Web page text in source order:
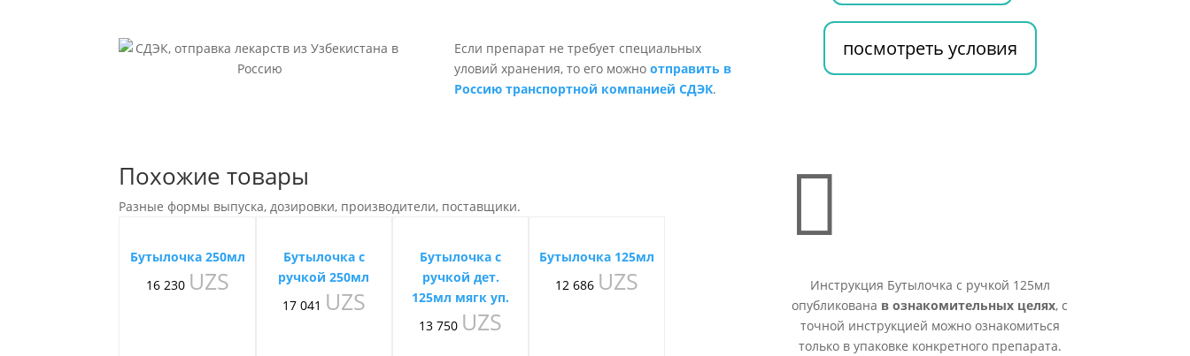
Если препарат не требует специальных
уловий хранения, то его можно отправить в
Россию транспортной компанией СДЭК.
посмотреть условия
Похожие товары
Разные формы выпуска, дозировки, производители, поставщики.
Бутылочка 250мл
16 230 UZS
Бутылочка с
ручкой 250мл
17 041 UZS
Бутылочка с
ручкой дет.
125мл мягк уп.
13 750 UZS
Бутылочка 125мл
12 686 UZS

Инструкция Бутылочка с ручкой 125мл
опубликована в ознакомительных целях, с
точной инструкцией можно ознакомиться
только в упаковке конкретного препарата.